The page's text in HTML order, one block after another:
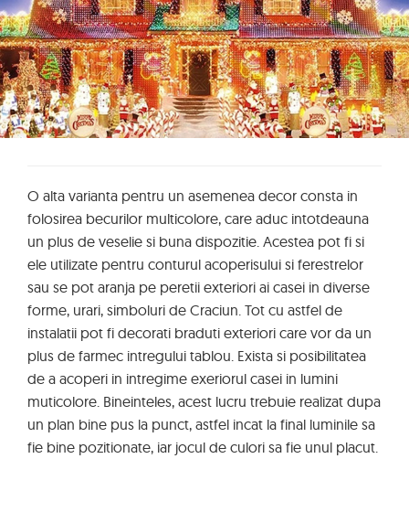
O alta varianta pentru un asemenea decor consta in
folosirea becurilor multicolore, care aduc intotdeauna
un plus de veselie si buna dispozitie. Acestea pot fi si
ele utilizate pentru conturul acoperisului si ferestrelor
sau se pot aranja pe peretii exteriori ai casei in diverse
forme, urari, simboluri de Craciun. Tot cu astfel de
instalatii pot fi decorati braduti exteriori care vor da un
plus de farmec intregului tablou. Exista si posibilitatea
de a acoperi in intregime exeriorul casei in lumini
muticolore. Bineinteles, acest lucru trebuie realizat dupa
un plan bine pus la punct, astfel incat la final luminile sa
fie bine pozitionate, iar jocul de culori sa fie unul placut.